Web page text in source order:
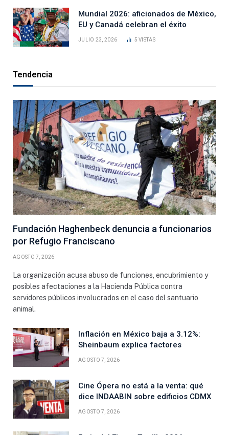
Mundial 2026: aficionados de México,
EU y Canadá celebran el éxito
JULIO 23, 2026 5VISTAS
Tendencia
Fundación Haghenbeck denuncia a funcionarios
por Refugio Franciscano
AGOSTO 7, 2026
La organización acusa abuso de funciones, encubrimiento y
posibles afectaciones a la Hacienda Pública contra
servidores públicos involucrados en el caso del santuario
animal.
Inflación en México baja a 3.12%:
Sheinbaum explica factores
AGOSTO 7, 2026
Cine Ópera no está a la venta: qué
dice INDAABIN sobre edificios CDMX
AGOSTO 7, 2026